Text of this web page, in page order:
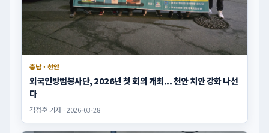
충남 · 천안
외국인방범봉사단, 2026년 첫 회의 개최... 천안 치안 강화 나선
다
김정훈 기자 · 2026-03-28